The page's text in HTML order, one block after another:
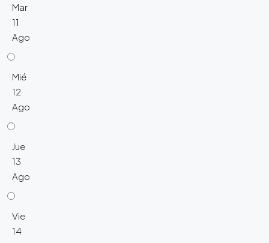
Mar
11
Ago
Mié
12
Ago
Jue
13
Ago
Vie
14